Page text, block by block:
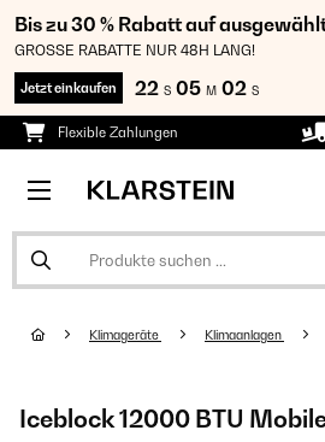
Bis zu 30 % Rabatt auf
GROSSE RABATTE NUR 48H LANG!
Jetzt einkaufen 22 S 05 M 01 S
Flexible Zahlungen
Klimageräte Klimaanlagen
Iceblock 12000 BTU